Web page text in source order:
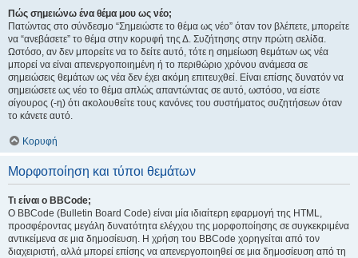
Πώς σημειώνω ένα θέμα μου ως νέο;
Πατώντας στο σύνδεσμο “Σημειώστε το θέμα ως νέο” όταν τον βλέπετε, μπορείτε
να “ανεβάσετε” το θέμα στην κορυφή της Δ. Συζήτησης στην πρώτη σελίδα.
Ωστόσο, αν δεν μπορείτε να το δείτε αυτό, τότε η σημείωση θεμάτων ως νέα
μπορεί να είναι απενεργοποιημένη ή το περιθώριο χρόνου ανάμεσα σε
σημειώσεις θεμάτων ως νέα δεν έχει ακόμη επιτευχθεί. Είναι επίσης δυνατόν να
σημειώσετε ως νέο το θέμα απλώς απαντώντας σε αυτό, ωστόσο, να είστε
σίγουρος (-η) ότι ακολουθείτε τους κανόνες του συστήματος συζητήσεων όταν
το κάνετε αυτό.
Κορυφή
Μορφοποίηση και τύποι θεμάτων
Τι είναι ο BBCode;
Ο BBCode (Bulletin Board Code) είναι μία ιδιαίτερη εφαρμογή της HTML,
προσφέροντας μεγάλη δυνατότητα ελέγχου της μορφοποίησης σε συγκεκριμένα
αντικείμενα σε μια δημοσίευση. Η χρήση του BBCode χορηγείται από τον
διαχειριστή, αλλά μπορεί επίσης να απενεργοποιηθεί σε μια δημοσίευση από τη